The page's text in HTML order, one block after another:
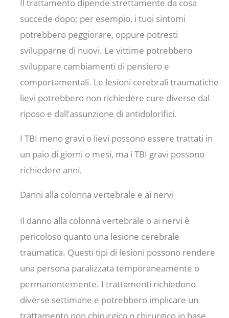
Il trattamento dipende strettamente da cosa
succede dopo; per esempio, i tuoi sintomi
potrebbero peggiorare, oppure potresti
svilupparne di nuovi. Le vittime potrebbero
sviluppare cambiamenti di pensiero e
comportamentali. Le lesioni cerebrali traumatiche
lievi potrebbero non richiedere cure diverse dal
riposo e dall’assunzione di antidolorifici.
I TBI meno gravi o lievi possono essere trattati in
un paio di giorni o mesi, ma i TBI gravi possono
richiedere anni.
Danni alla colonna vertebrale e ai nervi
Il danno alla colonna vertebrale o ai nervi è
pericoloso quanto una lesione cerebrale
traumatica. Questi tipi di lesioni possono rendere
una persona paralizzata temporaneamente o
permanentemente. I trattamenti richiedono
diverse settimane e potrebbero implicare un
trattamento non chirurgico o chirurgico in base